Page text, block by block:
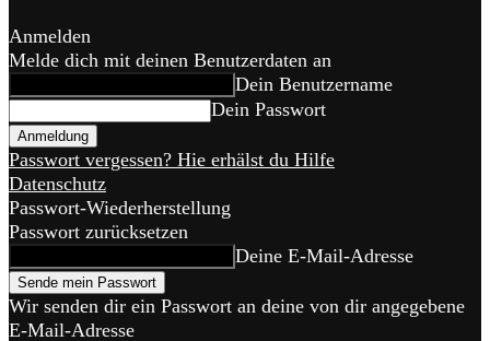
Anmelden
Melde dich mit deinen Benutzerdaten an
Dein Benutzername
Dein Passwort
Passwort vergessen? Hie erhälst du Hilfe
Datenschutz
Passwort-Wiederherstellung
Passwort zurücksetzen
Deine E-Mail-Adresse
Wir senden dir ein Passwort an deine von dir angegebene
E-Mail-Adresse